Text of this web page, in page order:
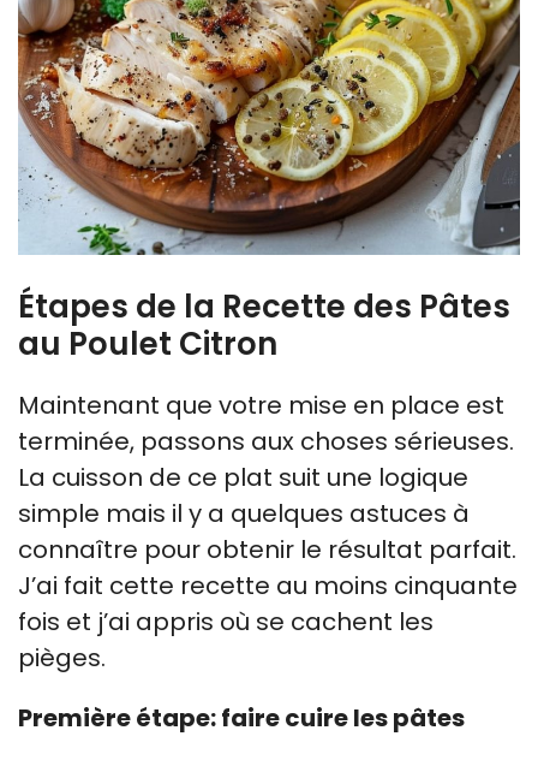
Étapes de la Recette des Pâtes
au Poulet Citron
Maintenant que votre mise en place est
terminée, passons aux choses sérieuses.
La cuisson de ce plat suit une logique
simple mais il y a quelques astuces à
connaître pour obtenir le résultat parfait.
J’ai fait cette recette au moins cinquante
fois et j’ai appris où se cachent les
pièges.
Première étape: faire cuire les pâtes